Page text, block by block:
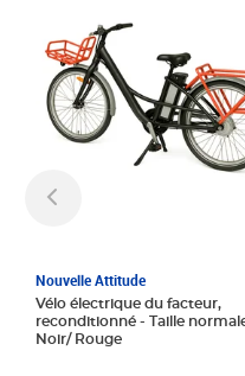
Nouvelle Attitude
Vélo électrique du facteur,
reconditionné - Taille normale -
Noir/ Rouge